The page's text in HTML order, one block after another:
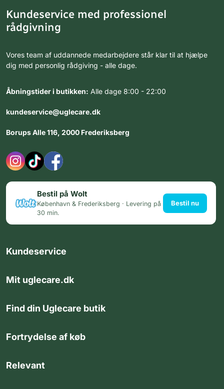
Kundeservice med professionel
rådgivning
Vores team af uddannede medarbejdere står klar til at hjælpe
dig med personlig rådgiving - alle dage.
Åbningstider i butikken: Alle dage 8:00 - 22:00
kundeservice@uglecare.dk
Borups Alle 116, 2000 Frederiksberg
Bestil på Wolt
København & Frederiksberg · Levering på
30 min.
Bestil nu
Kundeservice
Mit uglecare.dk
Find din Uglecare butik
Fortrydelse af køb
Relevant